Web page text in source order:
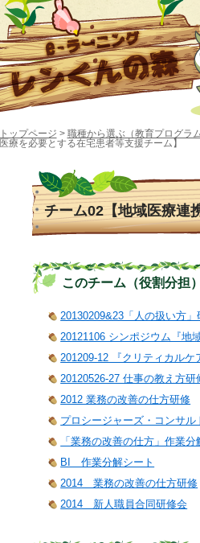
トップページ > 職種から選ぶ（教育プログラム
医療を必要とする在宅患者等支援チーム】
チーム02【地域医療連
このチーム（役割分担
20130209&23「人の扱い方」
20121106 シンポジウム『地
201209-12 『クリティカルケ
20120526-27 仕事の教え方研
2012 業務の改善の仕方研修
プロシージャーズ・コンサ
「業務の改善の仕方」作業分
BI 作業分解シート
2014 業務の改善の仕方研修
2014 新人職員合同研修会